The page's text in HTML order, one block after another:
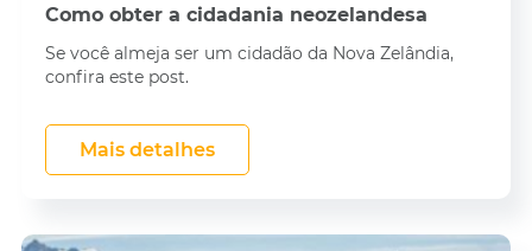
Como obter a cidadania neozelandesa
Se você almeja ser um cidadão da Nova Zelândia,
confira este post.
Mais detalhes